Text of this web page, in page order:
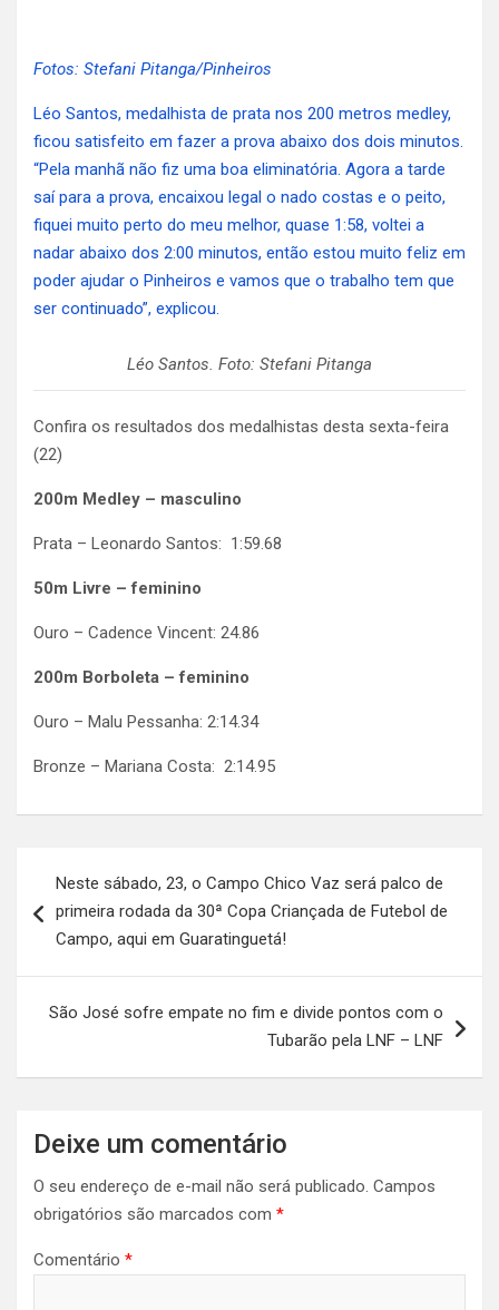
Fotos: Stefani Pitanga/Pinheiros
Léo Santos, medalhista de prata nos 200 metros medley,
ficou satisfeito em fazer a prova abaixo dos dois minutos.
“Pela manhã não fiz uma boa eliminatória. Agora a tarde
saí para a prova, encaixou legal o nado costas e o peito,
fiquei muito perto do meu melhor, quase 1:58, voltei a
nadar abaixo dos 2:00 minutos, então estou muito feliz em
poder ajudar o Pinheiros e vamos que o trabalho tem que
ser continuado”, explicou.
Léo Santos. Foto: Stefani Pitanga
Confira os resultados dos medalhistas desta sexta-feira
(22)
200m Medley – masculino
Prata – Leonardo Santos: 1:59.68
50m Livre – feminino
Ouro – Cadence Vincent: 24.86
200m Borboleta – feminino
Ouro – Malu Pessanha: 2:14.34
Bronze – Mariana Costa: 2:14.95
de
Post
Neste sábado, 23, o Campo Chico Vaz será palco de
primeira rodada da 30ª Copa Criançada de Futebol de
Campo, aqui em Guaratinguetá!
São José sofre empate no fim e divide pontos com o
Tubarão pela LNF – LNF
Deixe um comentário
O seu endereço de e-mail não será publicado. Campos
obrigatórios são marcados com *
Comentário *